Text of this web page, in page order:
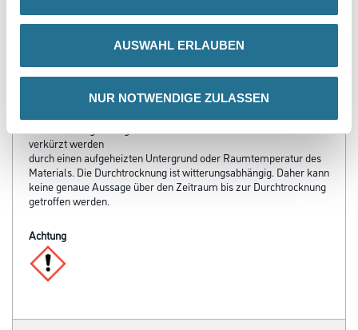
AUSWAHL ERLAUBEN
NUR NOTWENDIGE ZULASSEN
Für einen ausreichenden Trocknungsfortschritt muss eine
hinreichende Luftbewegung vorhanden sein. Je kühler die
Eine Überarbeitung darf erst nach vollständiger
bzw. bei direkter Sonneneinstrahlung arbeiten, da das Material
verkürzt werden
durch einen aufgeheizten Untergrund oder Raumtemperatur des
Materials. Die Durchtrocknung ist witterungsabhängig. Daher kann
keine genaue Aussage über den Zeitraum bis zur Durchtrocknung
getroffen werden.
Achtung